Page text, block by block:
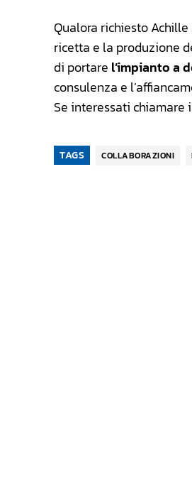
Qualora richiesto
ricetta e la produzione
di portare l’impianto a
consulenza e
Se interessati chiamare
TAGS COLLABORAZIONI